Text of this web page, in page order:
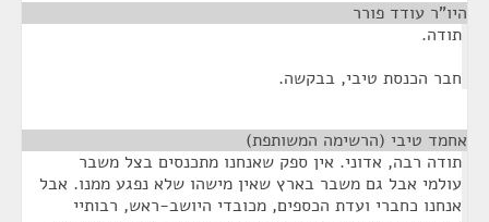
היו"ר עודד פורר
תודה.
חבר הכנסת טיבי, בבקשה.
אחמד טיבי (הרשימה המשותפת)
תודה רבה, אדוני. אין ספק שאנחנו מתכנסים בצל משבר
עולמי אבל גם משבר בארץ שאין מישהו שלא נפגע ממנו. אבל
אנחנו כחברי ועדת הכספים, מכובדי היושב-ראש, רבותיי